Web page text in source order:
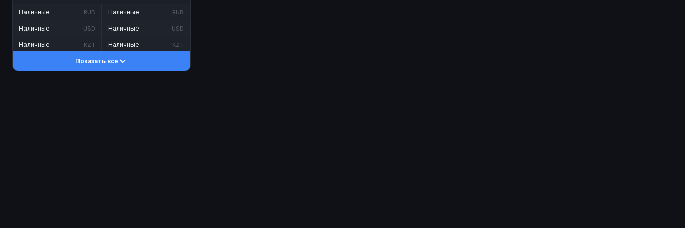
Наличные RUB
Наличные USD
Наличные KZT
Наличные RUB
Наличные USD
Наличные KZT
Показать все